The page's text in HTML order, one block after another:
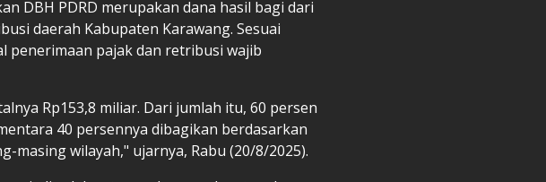
DBH PDRD merupakan dana hasil bagi dari
daerah Kabupaten Karawang. Sesuai
penerimaan pajak dan retribusi wajib
Rp153,8 miliar. Dari jumlah itu, 60 persen
40 persennya dibagikan berdasarkan
masing wilayah," ujarnya, Rabu (20/8/2025).